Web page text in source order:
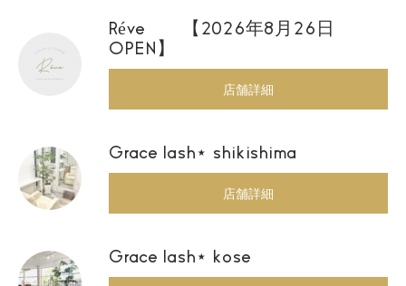
Réve 【2026年8月26日
OPEN】
店舗詳細
Grace lash⋆ shikishima
店舗詳細
Grace lash⋆ kose